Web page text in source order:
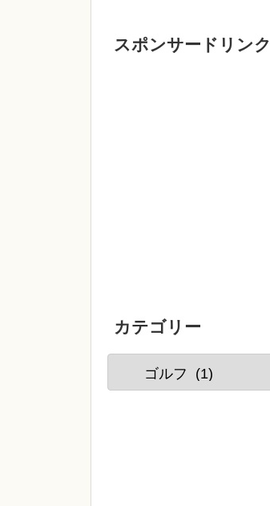
スポンサードリンク
カテゴリー